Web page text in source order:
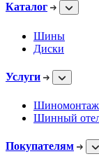
Каталог
Шины
Диски
Услуги
Шиномонтаж
Шинный
Покупателям